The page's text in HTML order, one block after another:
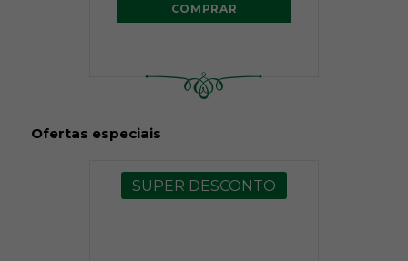
COMPRAR
Ofertas especiais
SUPER DESCONTO